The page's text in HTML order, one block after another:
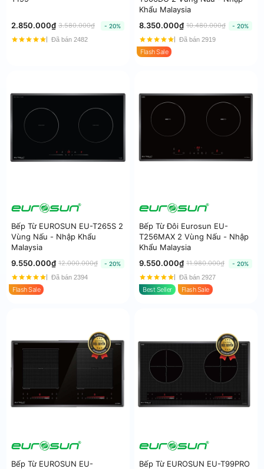
2.850.000₫ 3.580.000₫
- 20%
Đã bán 2482
Khẩu Malaysia
8.350.000₫ 10.480.000₫
- 20%
Đã bán 2919
Flash Sale
Bếp Từ EUROSUN EU-T265S 2
Vùng Nấu - Nhập Khẩu
Malaysia
9.550.000₫ 12.000.000₫
- 20%
Đã bán 2394
Flash Sale
Bếp Từ Đôi Eurosun EU-
T256MAX 2 Vùng Nấu - Nhập
Khẩu Malaysia
9.550.000₫ 11.980.000₫
- 20%
Đã bán 2927
Best Seller Flash Sale
Bếp Từ EUROSUN EU-
Bếp Từ EUROSUN EU-T99PRO